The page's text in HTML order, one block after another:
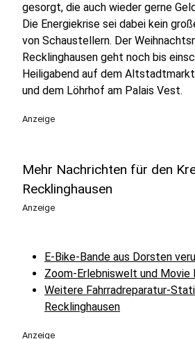
gesorgt, die auch wieder gerne
Die Energiekrise sei dabei kein
von Schaustellern. Der
Recklinghausen geht noch bis
Heiligabend auf dem
und dem Löhrhof am Palais Vest.
Anzeige
Mehr Nachrichten für den
Recklinghausen
Anzeige
E-Bike-Bande aus Dorsten
Zoom-Erlebniswelt und Movie
Weitere Fahrradreparatur-
Recklinghausen
Anzeige